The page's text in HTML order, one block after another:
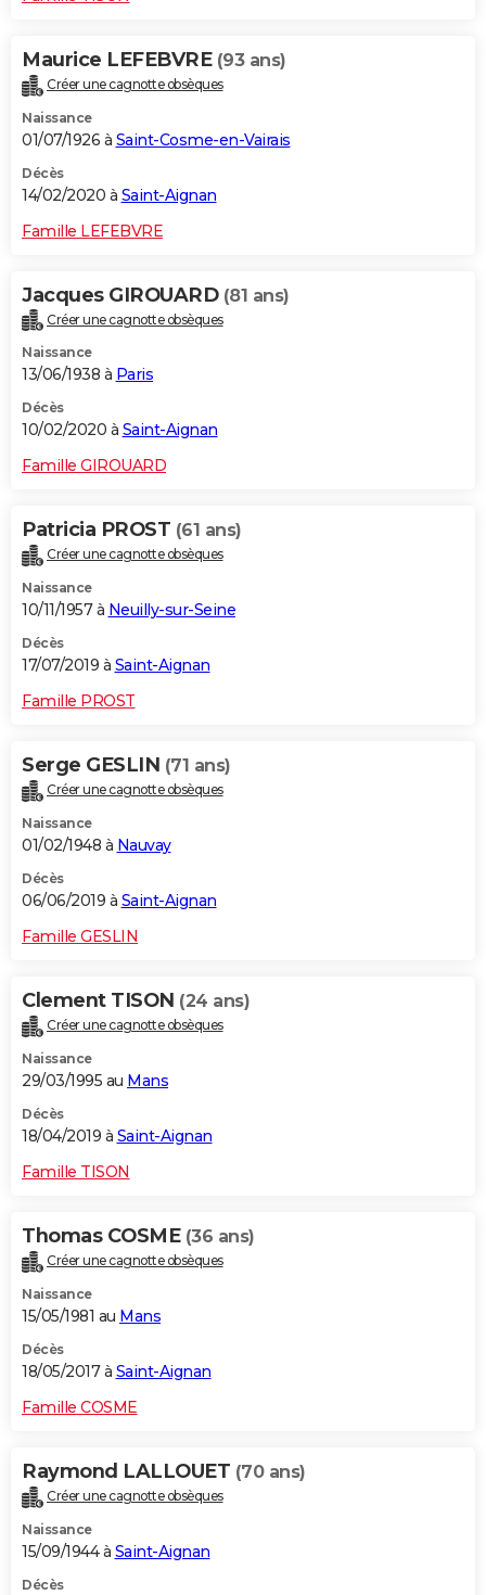
Maurice LEFEBVRE (93 ans)
Créer une cagnotte obsèques
Naissance
01/07/1926 à Saint-Cosme-en-Vairais
Décès
14/02/2020 à Saint-Aignan
Famille LEFEBVRE
Jacques GIROUARD (81 ans)
Créer une cagnotte obsèques
Naissance
13/06/1938 à Paris
Décès
10/02/2020 à Saint-Aignan
Famille GIROUARD
Patricia PROST (61 ans)
Créer une cagnotte obsèques
Naissance
10/11/1957 à Neuilly-sur-Seine
Décès
17/07/2019 à Saint-Aignan
Famille PROST
Serge GESLIN (71 ans)
Créer une cagnotte obsèques
Naissance
01/02/1948 à Nauvay
Décès
06/06/2019 à Saint-Aignan
Famille GESLIN
Clement TISON (24 ans)
Créer une cagnotte obsèques
Naissance
29/03/1995 au Mans
Décès
18/04/2019 à Saint-Aignan
Famille TISON
Thomas COSME (36 ans)
Créer une cagnotte obsèques
Naissance
15/05/1981 au Mans
Décès
18/05/2017 à Saint-Aignan
Famille COSME
Raymond LALLOUET (70 ans)
Créer une cagnotte obsèques
Naissance
15/09/1944 à Saint-Aignan
Décès